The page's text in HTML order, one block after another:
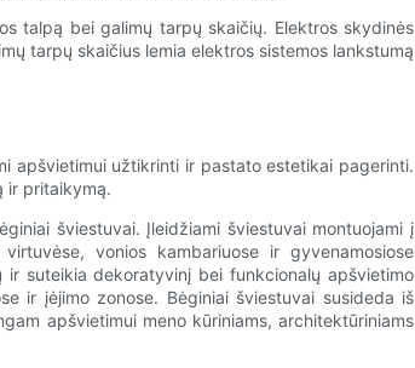
talpą bei galimų tarpų skaičių. Elektros skydinės
tarpų skaičius lemia elektros sistemos lankstumą
apšvietimui užtikrinti ir pastato estetikai pagerinti.
ir pritaikymą.
šviestuvai. Įleidžiami šviestuvai montuojami į
vonios kambariuose ir gyvenamosiose
suteikia dekoratyvinį bei funkcionalų apšvietimo
ir įėjimo zonose. Bėginiai šviestuvai susideda iš
apšvietimui meno kūriniams, architektūriniams